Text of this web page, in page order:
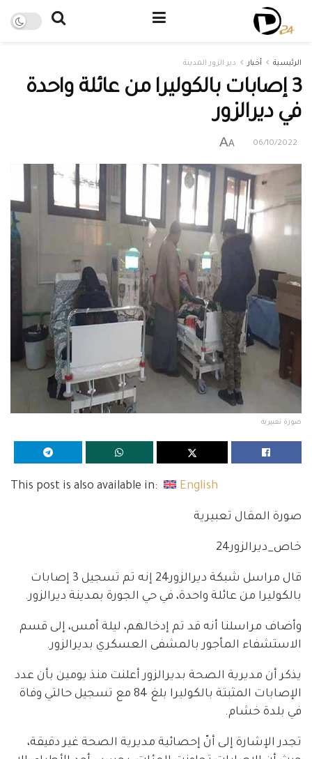
الرئيسية أخبار دير الزور المدينة
3 إصابات بالكوليرا من عائلة واحدة
في ديرالزور
06/10/2022
A
A
صورة تعبيرية
This post is also available in: English
صورة المقال تعبيرية
خاص_ديرالزور24
قال مراسل شبكة ديرالزور24 إنه تم تسجيل 3 إصابات
بالكوليرا من عائلة واحدة، في حي الجورة بمدينة ديرالزور.
وأضاف مراسلنا أنه قد تم إدخالهم، ليلة أمس، إلى قسم
الاستشفاء المأجور بالمشفى العسكري بديرالزور.
يذكر أن مديرية الصحة بديرالزور أعلنت منذ يومين بأن عدد
الإصابات المثبتة بالكوليرا بلغ 84 مع تسجيل حالتي وفاة
في بلدة خشام.
تجدر الإشارة إلى أنّ إحصائية مديرية الصحة غير دقيقة،